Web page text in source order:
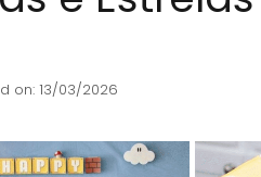
on: 13/03/2026